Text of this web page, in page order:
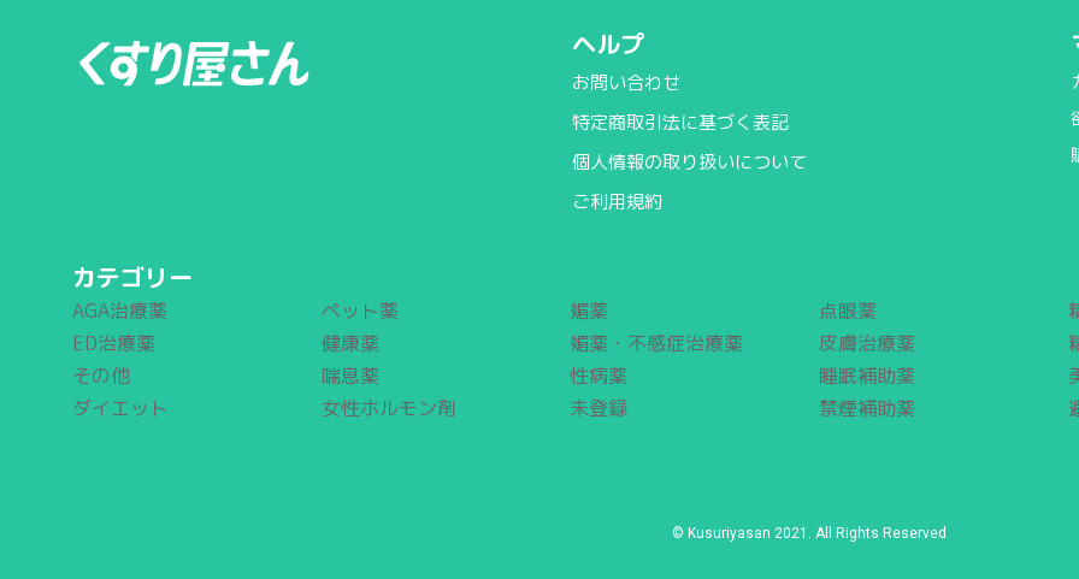
ヘルプ
お問い合わせ
特定商取引法に基づく表記
個人情報の取り扱いについて
ご利用規約
カテゴリー
AGA治療薬
ED治療薬
その他
ダイエット
ペット薬
健康薬
喘息薬
女性ホルモン剤
媚薬
媚薬・不感症治療薬
性病薬
未登録
点眼薬
皮膚治療薬
睡眠補助薬
禁煙補助薬
© Kusuriyasan 2021. All Rights Reserved